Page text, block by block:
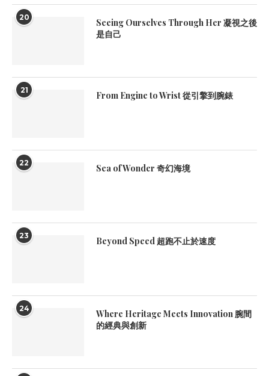
20
Seeing Ourselves Through Her 凝視之後
是自己
21 From Engine to Wrist 從引擎到腕錶
22 Sea of Wonder 奇幻海境
23 Beyond Speed 超跑不止於速度
24
Where Heritage Meets Innovation 腕間
的經典與創新